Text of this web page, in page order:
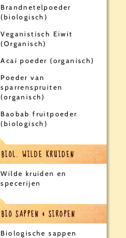
Brandnetelpoeder
(biologisch)
Veganistisch Eiwit
(Organisch)
Acai poeder (organisch)
Poeder van
sparrenspruiten
(organisch)
Baobab fruitpoeder
(biologisch)
BIOL. WILDE KRUIDEN
Wilde kruiden en
specerijen
BIO SAPPEN & SIROPEN
Biologische sappen